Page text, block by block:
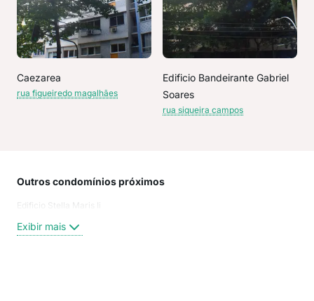
Caezarea
rua figueiredo magalhães
Edificio Bandeirante Gabriel
Soares
rua siqueira campos
Outros condomínios próximos
Edificio Stella Maris Ii
Exibir mais